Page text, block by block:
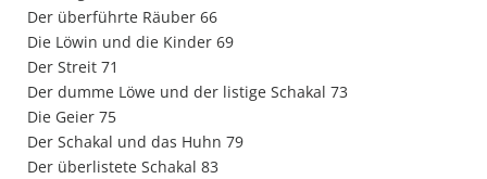
Der überführte Räuber 66
Die Löwin und die Kinder 69
Der Streit 71
Der dumme Löwe und der listige Schakal 73
Die Geier 75
Der Schakal und das Huhn 79
Der überlistete Schakal 83